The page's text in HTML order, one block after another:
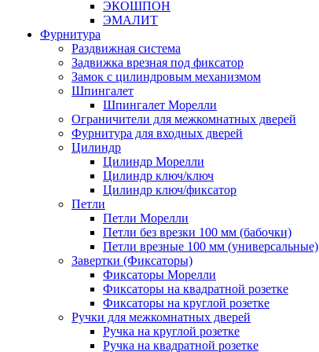
ЭКОШПОН
ЭМАЛИТ
Фурнитура
Раздвижная система
Задвижка врезная под фиксатор
Замок с цилиндровым механизмом
Шпингалет
Шпингалет Морелли
Ограничители для межкомнатных дверей
Фурнитура для входных дверей
Цилиндр
Цилиндр Морелли
Цилиндр ключ/ключ
Цилиндр ключ/фиксатор
Петли
Петли Морелли
Петли без врезки 100 мм (бабочки)
Петли врезные 100 мм (универсальные)
Завертки (Фиксаторы)
Фиксаторы Морелли
Фиксаторы на квадратной розетке
Фиксаторы на круглой розетке
Ручки для межкомнатных дверей
Ручка на круглой розетке
Ручка на квадратной розетке